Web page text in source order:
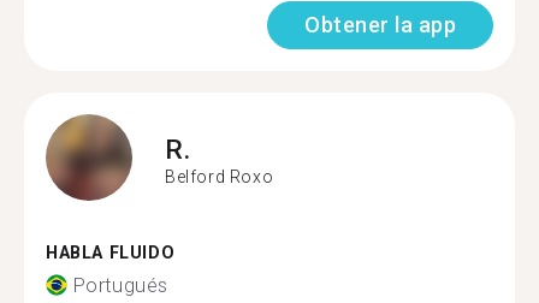
Obtener la app
R.
Belford Roxo
HABLA FLUIDO
Portugués